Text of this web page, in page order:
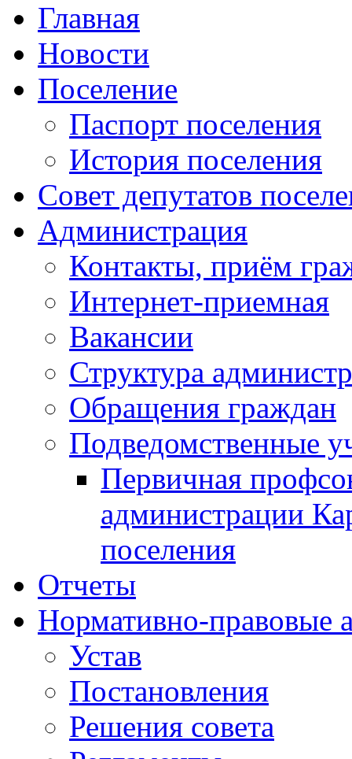
Главная
Новости
Поселение
Паспорт поселения
История поселения
Совет депутатов
Администрация
Контакты, приём
Интернет-приемная
Вакансии
Структура
Обращения граждан
Подведомственные
Первичная
администрации
поселения
Отчеты
Нормативно-правовые
Устав
Постановления
Решения совета